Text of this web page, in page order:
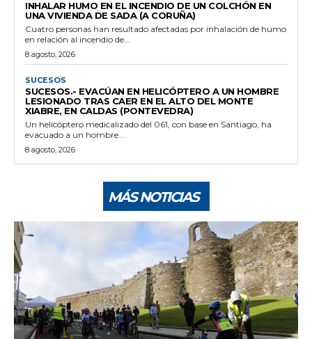
INHALAR HUMO EN EL INCENDIO DE UN COLCHÓN EN
UNA VIVIENDA DE SADA (A CORUÑA)
Cuatro personas han resultado afectadas por inhalación de humo
en relación al incendio de...
8 agosto, 2026
SUCESOS
SUCESOS.- EVACÚAN EN HELICÓPTERO A UN HOMBRE
LESIONADO TRAS CAER EN EL ALTO DEL MONTE
XIABRE, EN CALDAS (PONTEVEDRA)
Un helicóptero medicalizado del 061, con base en Santiago, ha
evacuado a un hombre...
8 agosto, 2026
MÁS NOTICIAS